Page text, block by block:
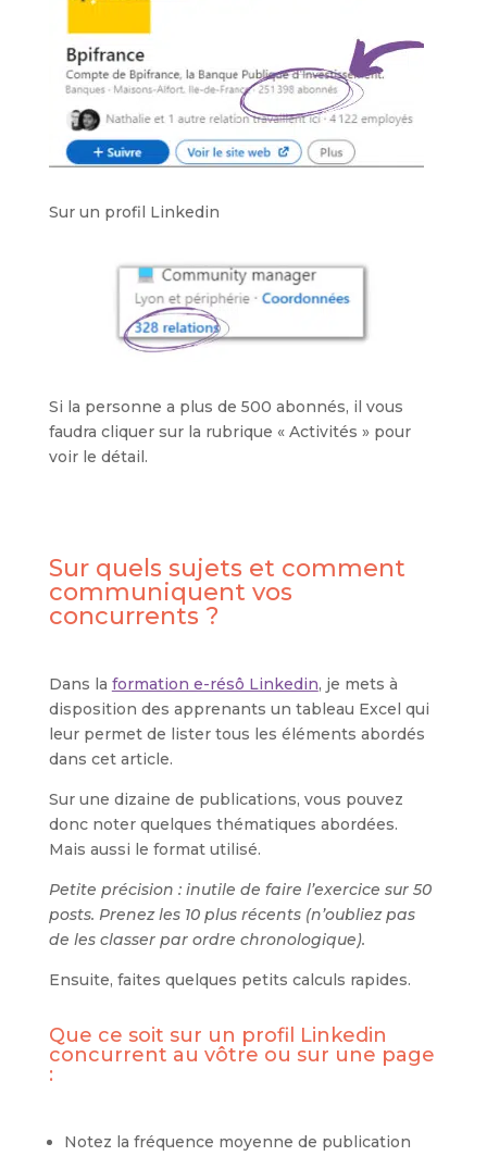
Sur un profil Linkedin
Si la personne a plus de 500 abonnés, il vous
faudra cliquer sur la rubrique « Activités » pour
voir le détail.
Sur quels sujets et comment
communiquent vos
concurrents ?
Dans la formation e-résô Linkedin, je mets à
disposition des apprenants un tableau Excel qui
leur permet de lister tous les éléments abordés
dans cet article.
Sur une dizaine de publications, vous pouvez
donc noter quelques thématiques abordées.
Mais aussi le format utilisé.
Petite précision : inutile de faire l’exercice sur 50
posts. Prenez les 10 plus récents (n’oubliez pas
de les classer par ordre chronologique).
Ensuite, faites quelques petits calculs rapides.
Que ce soit sur un profil Linkedin
concurrent au vôtre ou sur une page
:
Notez la fréquence moyenne de publication